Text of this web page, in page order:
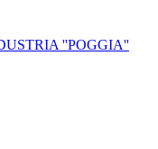
''POGGIA''